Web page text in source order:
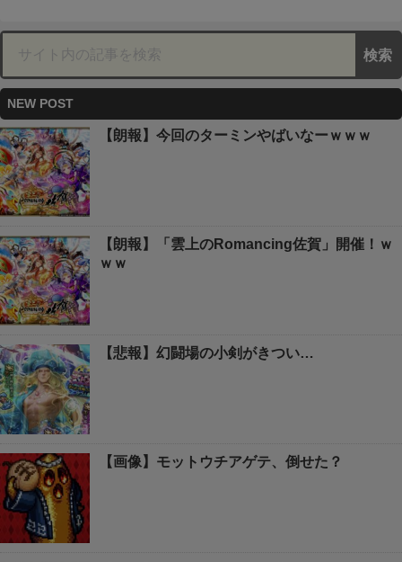
NEW POST
【朗報】今回のターミンやばいなーｗｗｗ
【朗報】「雲上のRomancing佐賀」開催！ｗ
ｗｗ
【悲報】幻闘場の小剣がきつい…
【画像】モットウチアゲテ、倒せた？